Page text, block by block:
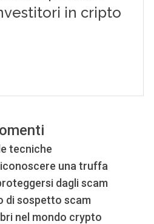
tecniche
una truffa
dagli scam
di sospetto scam
nel mondo crypto